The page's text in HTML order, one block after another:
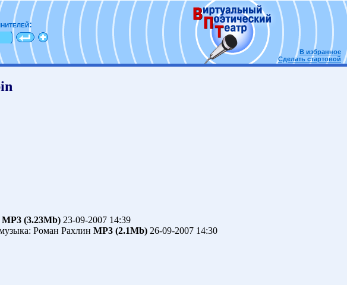
В избранное
Сделать стартовой
MP3 (3.23Mb) 23-09-2007 14:39
Роман Рахлин MP3 (2.1Mb) 26-09-2007 14:30